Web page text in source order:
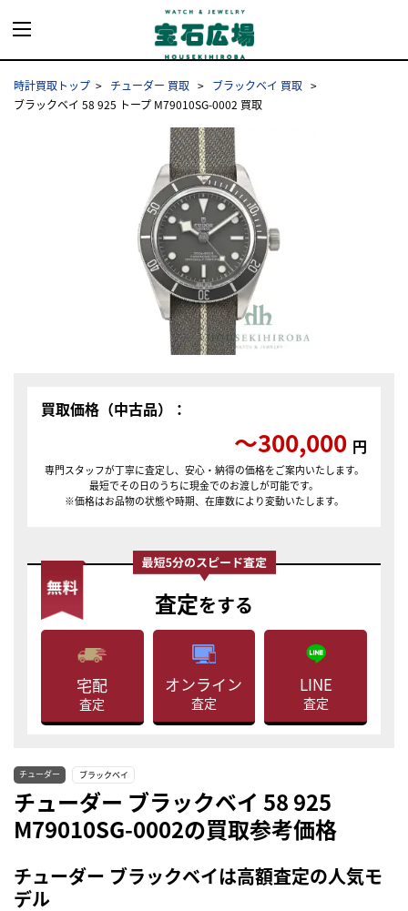
時計買取トップ チューダー 買取
ブラックベイ 買取
ブラックベイ 58 925 トープ M79010SG-0002 買取
買取価格（中古品）：
〜300,000 円
専門スタッフが丁寧に査定し、安心・納得の価格をご案内いたします。
最短でその日のうちに現金でのお渡しが可能です。
※価格はお品物の状態や時期、在庫数により変動いたします。
査定をする
宅配
査定
オンライン
査定
LINE
査定
チューダー ブラックベイ
チューダー ブラックベイ 58 925
M79010SG-0002の買取参考価格
チューダー ブラックベイは高額査定の人気モ
デル